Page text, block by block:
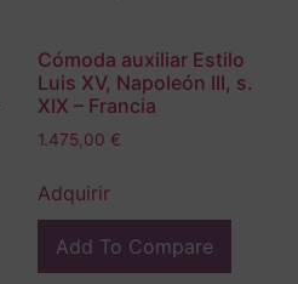
Cómoda auxiliar Estilo
Luis XV, Napoleón III, s.
XIX – Francia
1.475,00 €
Adquirir
Add To Compare